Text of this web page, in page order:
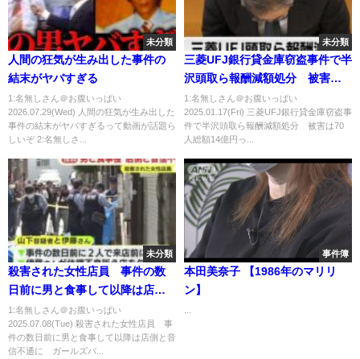
未分類
人間の狂気が生み出した事件の
結末がヤバすぎる
1:名無しさん＠お腹いっぱい
2026.07.29(Wed) 人間の狂気が生み出した
事件の結末がヤバすぎるって動画が話題ら
しいぞ 2:名無しさ...
未分類
三菱UFJ銀行貸金庫窃盗事件で半
沢頭取ら報酬減額処分 被害は
70人総額14億円
1:名無しさん＠お腹いっぱい
2025.01.17(Fri) 三菱UFJ銀行貸金庫窃盗事
件で半沢頭取ら報酬減額処分 被害は70
人総額14億円っ...
未分類
殺害された女性店員 事件の数
日前に男と食事して以降は店側
と音信不通に ガールズバー殺
人事件
1:名無しさん＠お腹いっぱい
2025.07.08(Tue) 殺害された女性店員 事
件の数日前に男と食事して以降は店側と音
信不通に ガールズバ...
事件簿
本田美奈子 【1986年のマリリ
ン】